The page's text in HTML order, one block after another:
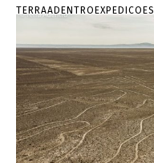
TERRAADENTROEXPEDICOES